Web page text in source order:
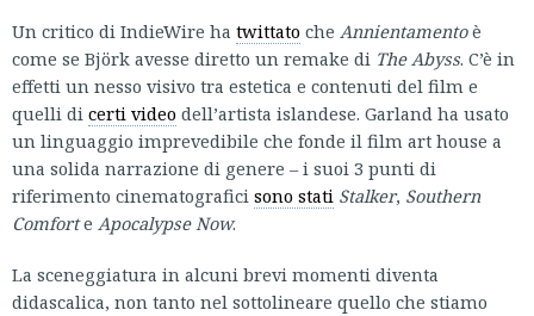
Un critico di IndieWire ha twittato che Annientamentoè
come se Björk avesse diretto un remake di The Abyss. C’è in
effetti un nesso visivo tra estetica e contenuti del film e
quelli di certi video dell’artista islandese. Garland ha usato
un linguaggio imprevedibile che fonde il film art house a
una solida narrazione di genere – i suoi 3 punti di
riferimento cinematografici sono stati Stalker, Southern
Comforte Apocalypse Now.
La sceneggiatura in alcuni brevi momenti diventa
didascalica, non tanto nel sottolineare quello che stiamo